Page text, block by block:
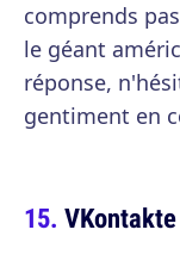
comprends
le géant
réponse,
gentiment en